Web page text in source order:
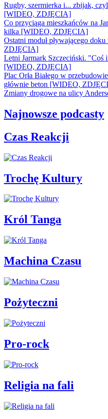
Rugby, szermierka i... zbijak,
[WIDEO, ZDJĘCIA]
Co przyciąga mieszkańców na
kilka [WIDEO, ZDJĘCIA]
Ostatni moduł pływającego
ZDJĘCIA]
Letni Jarmark Szczeciński. "Coś
[WIDEO, ZDJĘCIA]
Plac Orła Białego w
głównie beton [WIDEO,
Zmiany drogowe na ulicy
Najnowsze podcasty
Czas Reakcji
Trochę Kultury
Król Tanga
Machina Czasu
Pożyteczni
Pro-rock
Religia na fali